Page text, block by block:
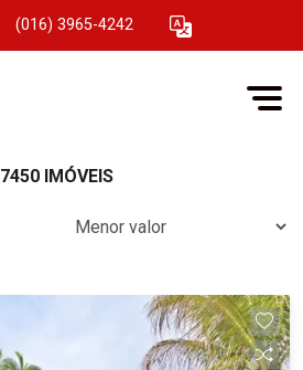
(016) 3965-4242
7450 IMÓVEIS